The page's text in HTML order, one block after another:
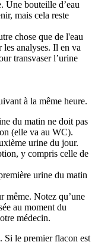
Une bouteille d’eau
mais cela reste
chose que de l'eau
analyses. Il en va
transvaser l’urine
à la même heure.
du matin ne doit pas
(elle va au WC).
urine du jour.
y compris celle de
urine du matin
même. Notez qu’une
au moment du
médecin.
Si le premier flacon est